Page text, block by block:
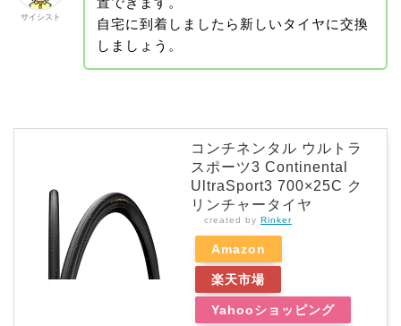
サイシスト
自宅に到着しましたら新しいタイヤに交換
しましょう。
コンチネンタル ウルトラ
スポーツ3 Continental
UltraSport3 700×25C ク
リンチャータイヤ
created by Rinker
Amazon
楽天市場
Yahooショッピング